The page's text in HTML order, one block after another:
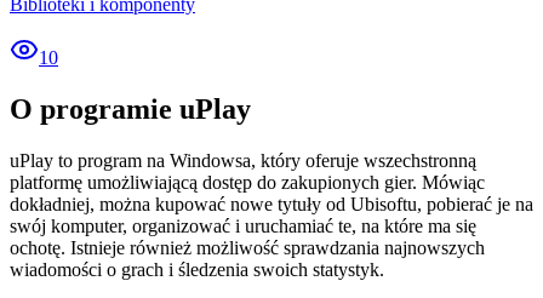
Biblioteki i komponenty
10
O programie uPlay
uPlay to program na Windowsa, który oferuje wszechstronną
platformę umożliwiającą dostęp do zakupionych gier. Mówiąc
dokładniej, można kupować nowe tytuły od Ubisoftu, pobierać je na
swój komputer, organizować i uruchamiać te, na które ma się
ochotę. Istnieje również możliwość sprawdzania najnowszych
wiadomości o grach i śledzenia swoich statystyk.